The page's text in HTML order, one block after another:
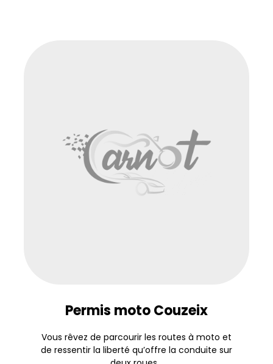
Permis moto Couzeix
Vous rêvez de parcourir les routes à moto et
de ressentir la liberté qu’offre la conduite sur